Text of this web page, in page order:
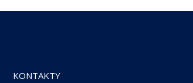
KONTAKTY